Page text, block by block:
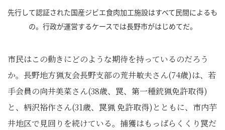
先行して認証された国産ジビエ食肉加工施設はすべて民間によるも
の。行政が運営するケースでは長野市がはじめてだ。
市民はこの動きにどのような期待を持っているのだろう
か。長野地方猟友会長野支部の荒井敏夫さん(74歳)は、若
手会員の向井美菜さん(38歳、罠、第一種銃猟免許取得)
と、柄沢裕作さん(31歳、罠猟 免許取得)とともに、市内芋
井地区で見回りを続けている。捕獲はもっぱらくくり罠だ